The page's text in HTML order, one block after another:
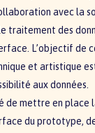
avec la
traitement des
L’objectif de
et artistique
aux données.
de mettre en place
du prototype,